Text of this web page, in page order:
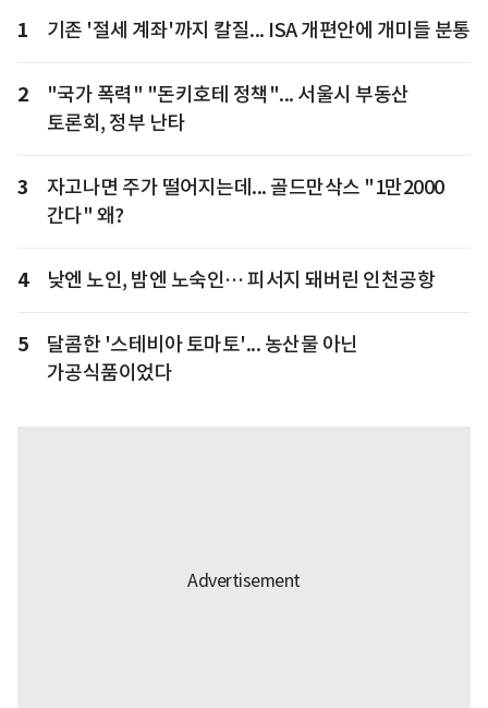
1 기존 '절세 계좌'까지 칼질... ISA 개편안에 개미들 분통
2
"국가 폭력" "돈키호테 정책"... 서울시 부동산
토론회, 정부 난타
3
자고나면 주가 떨어지는데... 골드만삭스 "1만2000
간다" 왜?
4 낮엔 노인, 밤엔 노숙인… 피서지 돼버린 인천공항
5
달콤한 '스테비아 토마토'... 농산물 아닌
가공식품이었다